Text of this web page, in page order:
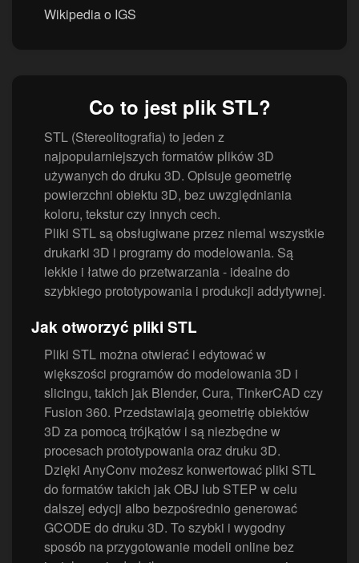
Wikipedia o IGS
Co to jest plik STL?
STL (Stereolitografia) to jeden z
najpopularniejszych formatów plików 3D
używanych do druku 3D. Opisuje geometrię
powierzchni obiektu 3D, bez uwzględniania
koloru, tekstur czy innych cech.
Pliki STL są obsługiwane przez niemal wszystkie
drukarki 3D i programy do modelowania. Są
lekkie i łatwe do przetwarzania - idealne do
szybkiego prototypowania i produkcji addytywnej.
Jak otworzyć pliki STL
Pliki STL można otwierać i edytować w
większości programów do modelowania 3D i
slicingu, takich jak Blender, Cura, TinkerCAD czy
Fusion 360. Przedstawiają geometrię obiektów
3D za pomocą trójkątów i są niezbędne w
procesach prototypowania oraz druku 3D.
Dzięki AnyConv możesz konwertować pliki STL
do formatów takich jak OBJ lub STEP w celu
dalszej edycji albo bezpośrednio generować
GCODE do druku 3D. To szybki i wygodny
sposób na przygotowanie modeli online bez